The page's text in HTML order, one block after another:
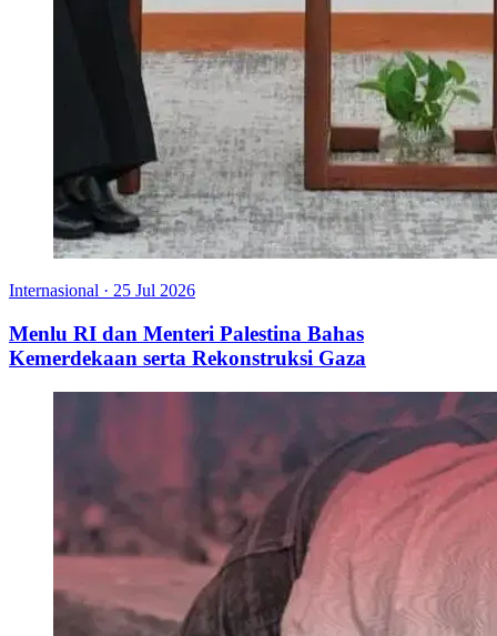
Internasional · 25 Jul 2026
Menlu RI dan Menteri Palestina Bahas
Kemerdekaan serta Rekonstruksi Gaza